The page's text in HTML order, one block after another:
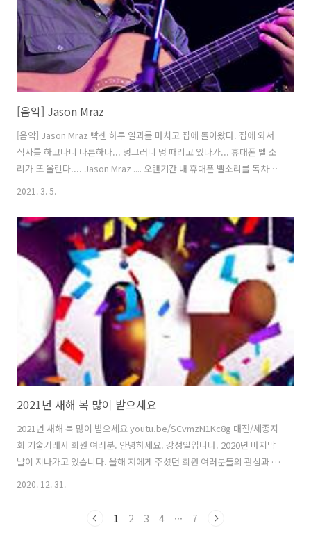
[음악] Jason Mraz
[음악] Jason Mraz 빡센 하루 일과를 마치고 집에 돌아왔다. 집에 와서
식사를 하고나니 나른하다... 덩그러니 멍 때리고 있다가... 휴대폰 벨 소
리가 또 울린다.... Jason Mraz .... 오랜기간 내 휴대폰 벨소리를 독차지
~ )는 미국의 싱어송라이터이다. 2000년 샌디에고의 커피숍 공연을 통해
유명해지기 시작하여 2002년 히트 싱글 "The Remedy (I Won't
Worry)가 담긴 데뷔 앨범 을 내었고 2005년 두 번째 앨범 와 함께 대대적
인 상업적 성공을 거둔다. 이 앨범은 빌보드 200 차트에 5위에 ..
2021. 3. 5.
2021년 새해 복 많이 받으세요
2021년 새해 복 많이 받으세요 youtu.be/SCvmzN1Kc8g 대전/세종지
회 기술거래사 회원 여러분. 안녕하세요. 강성일입니다. 2020년 마지막
날이 지나가고 있습니다. 올해 저에게 주셨던 회원 여러분들의 관심과 지
지에 힘입어 지회장이 되었습니다. 늘 초심을 잃지 않고 약속한 선거 공
장 선거와 이사회 지회장 승인 임명 등에 절차가 남아 있다고 합니다. 신
2020. 12. 31.
1 2 3 4 ··· 7